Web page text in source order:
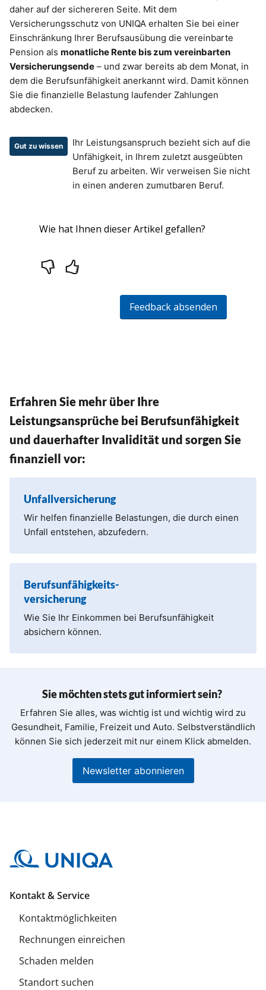
daher auf der sichereren Seite. Mit dem
Versicherungsschutz von UNIQA erhalten Sie bei einer
Einschränkung Ihrer Berufsausübung die vereinbarte
Pension als monatliche Rente bis zum vereinbarten
Versicherungsende – und zwar bereits ab dem Monat, in
dem die Berufsunfähigkeit anerkannt wird. Damit können
Sie die finanzielle Belastung laufender Zahlungen
abdecken.
Gut zu wissen
Ihr Leistungsanspruch bezieht sich auf die
Unfähigkeit, in Ihrem zuletzt ausgeübten
Beruf zu arbeiten. Wir verweisen Sie nicht
in einen anderen zumutbaren Beruf.
Erfahren Sie mehr über Ihre
Leistungsansprüche bei Berufsunfähigkeit
und dauerhafter Invalidität und sorgen Sie
finanziell vor:
Unfallversicherung
Wir helfen finanzielle Belastungen, die durch einen
Unfall entstehen, abzufedern.
Berufsunfähigkeits-
versicherung
Wie Sie Ihr Einkommen bei Berufsunfähigkeit
absichern können.
Sie möchten stets gut informiert sein?
Erfahren Sie alles, was wichtig ist und wichtig wird zu
Gesundheit, Familie, Freizeit und Auto. Selbstverständlich
können Sie sich jederzeit mit nur einem Klick abmelden.
Newsletter abonnieren
Kontakt & Service
Kontaktmöglichkeiten
Rechnungen einreichen
Schaden melden
Standort suchen